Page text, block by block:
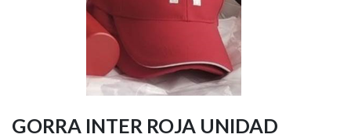
GORRA INTER ROJA UNIDAD